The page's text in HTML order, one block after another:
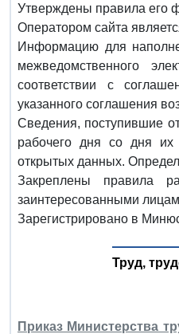
Утверждены правила его
Оператором сайта
Информацию для
межведомственного
соответствии с
указанного соглашения
Сведения, поступившие
рабочего дня со дня
открытых данных.
Закреплены правила
заинтересованными
Зарегистрировано в
Труд,
Приказ Министерства